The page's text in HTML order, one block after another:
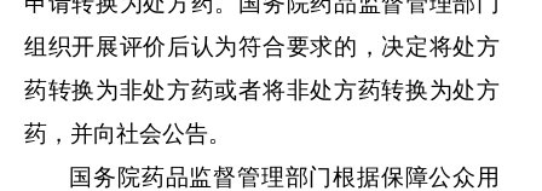
组织开展评价后认为符合要求的，决定将处方
药转换为非处方药或者将非处方药转换为处方
药，并向社会公告。
国务院药品监督管理部门根据保障公众用